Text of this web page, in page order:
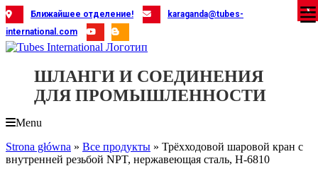
Skip
to
content
Ближайшее отделение!
karaganda@tubes-
international.com
ШЛАНГИ И СОЕДИНЕНИЯ
ДЛЯ ПРОМЫШЛЕННОСТИ
Menu
Strona główna » Все продукты » Трёхходовой шаровой кран с
внутренней резьбой NPT, нержавеющая сталь, H-6810
X
X
X
X
X
X
X
X
X
X
X
X
X
X
X
X
X
X
X